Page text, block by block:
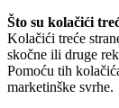
Što su kolačići
Kolačići treće
skočne ili druge
Pomoću tih
marketinške svrhe.